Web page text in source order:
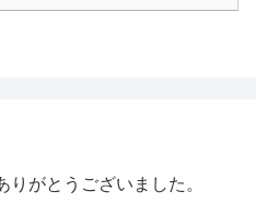
がとうございました。